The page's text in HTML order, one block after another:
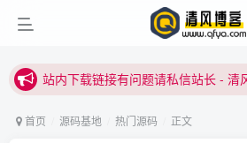
站内下载链接有问题请私信站长 - 清
站内下载链接有问题请私信站长 - 清
首页 源码基地 热门源码 正文